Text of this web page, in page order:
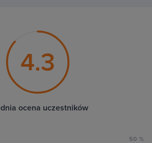
4.3
ocena uczestników
50 %